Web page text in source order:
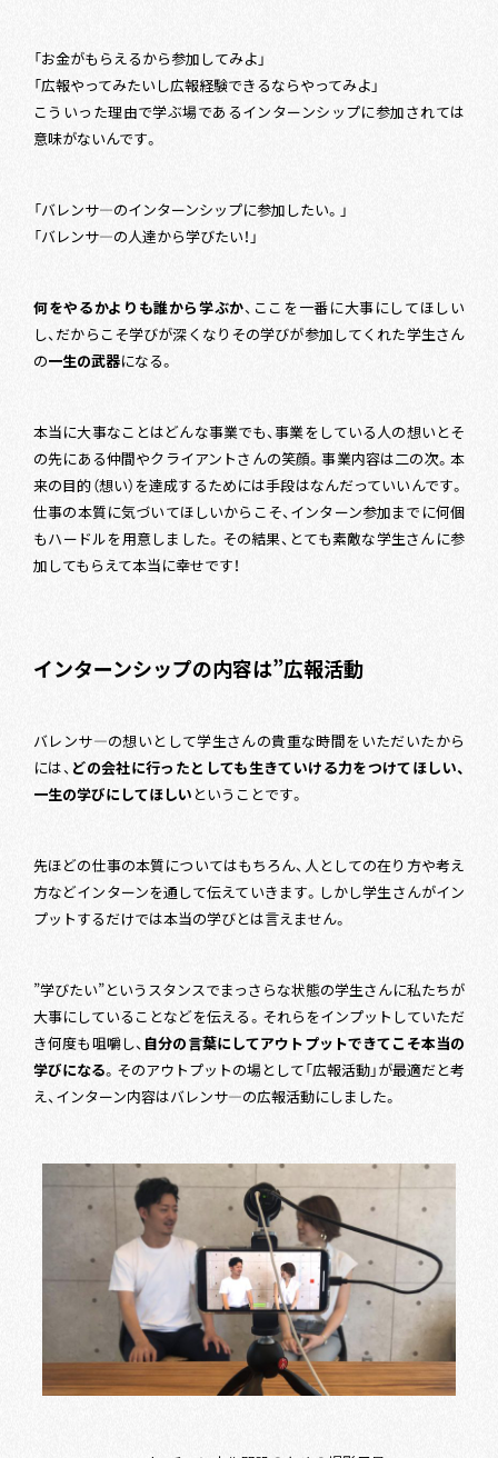
「お金がもらえるから参加してみよ」
「広報やってみたいし広報経験できるならやってみよ」
こういった理由で学ぶ場であるインターンシップに参加されては
意味がないんです。
「バレンサ―のインターンシップに参加したい。」
「バレンサ―の人達から学びたい！」
何をやるかよりも誰から学ぶか、ここを一番に大事にしてほしい
し、だからこそ学びが深くなりその学びが参加してくれた学生さん
の一生の武器になる。
本当に大事なことはどんな事業でも、事業をしている人の想いとそ
の先にある仲間やクライアントさんの笑顔。事業内容は二の次。本
来の目的（想い）を達成するためには手段はなんだっていいんです。
仕事の本質に気づいてほしいからこそ、インターン参加までに何個
もハードルを用意しました。その結果、とても素敵な学生さんに参
加してもらえて本当に幸せです！
インターンシップの内容は”広報活動
バレンサ―の想いとして学生さんの貴重な時間をいただいたから
には、 どの会社に行ったとしても生きていける力をつけてほしい、
一生の学びにしてほしい ということです。
先ほどの仕事の本質についてはもちろん、人としての在り方や考え
方などインターンを通して伝えていきます。しかし学生さんがイン
プットするだけでは本当の学びとは言えません。
”学びたい”というスタンスでまっさらな状態の学生さんに私たちが
大事にしていることなどを伝える。それらをインプットしていただ
き何度も咀嚼し、 自分の言葉にしてアウトプットできてこそ本当の
学びになる。そのアウトプットの場として「広報活動」が最適だと考
え、インターン内容はバレンサ―の広報活動にしました。